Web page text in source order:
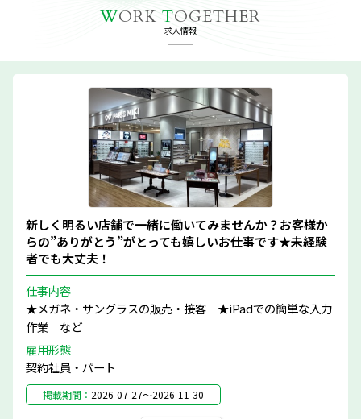
WORK TOGETHER
求人情報
新しく明るい店舗で一緒に働いてみませんか？お客様か
らの”ありがとう”がとっても嬉しいお仕事です★未経験
者でも大丈夫！
仕事内容
★メガネ・サングラスの販売・接客 ★iPadでの簡単な入力
作業 など
雇用形態
契約社員・パート
掲載期間： 2026-07-27～2026-11-30